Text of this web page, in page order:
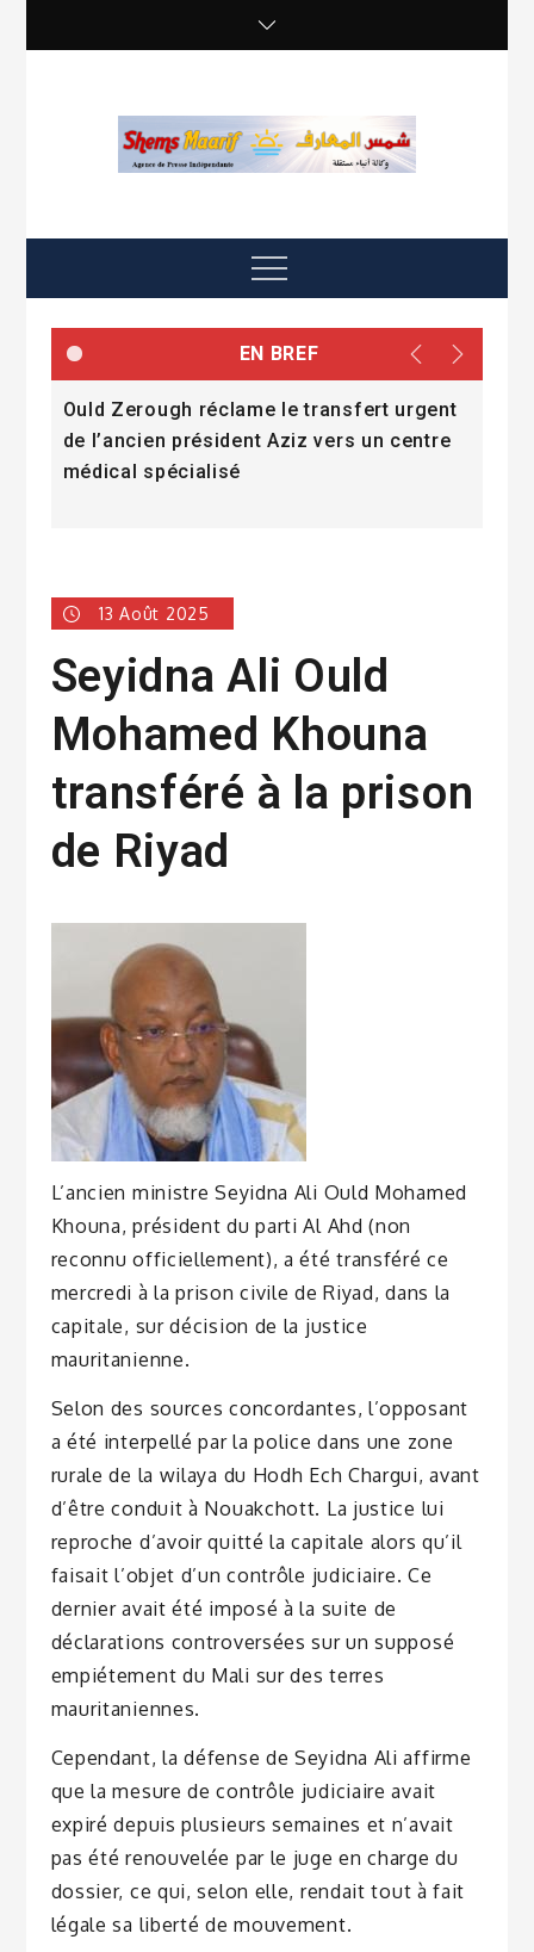
Menu
EN BREF
Ould Zerough réclame le transfert urgent
de l’ancien président Aziz vers un centre
médical spécialisé
13 Août 2025
Seyidna Ali Ould
Mohamed Khouna
transféré à la prison
de Riyad
L’ancien ministre Seyidna Ali Ould Mohamed
Khouna, président du parti Al Ahd (non
reconnu officiellement), a été transféré ce
mercredi à la prison civile de Riyad, dans la
capitale, sur décision de la justice
mauritanienne.
Selon des sources concordantes, l’opposant
a été interpellé par la police dans une zone
rurale de la wilaya du Hodh Ech Chargui, avant
d’être conduit à Nouakchott. La justice lui
reproche d’avoir quitté la capitale alors qu’il
faisait l’objet d’un contrôle judiciaire. Ce
dernier avait été imposé à la suite de
déclarations controversées sur un supposé
empiétement du Mali sur des terres
mauritaniennes.
Cependant, la défense de Seyidna Ali affirme
que la mesure de contrôle judiciaire avait
expiré depuis plusieurs semaines et n’avait
pas été renouvelée par le juge en charge du
dossier, ce qui, selon elle, rendait tout à fait
légale sa liberté de mouvement.